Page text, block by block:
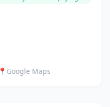
📍 Google Maps